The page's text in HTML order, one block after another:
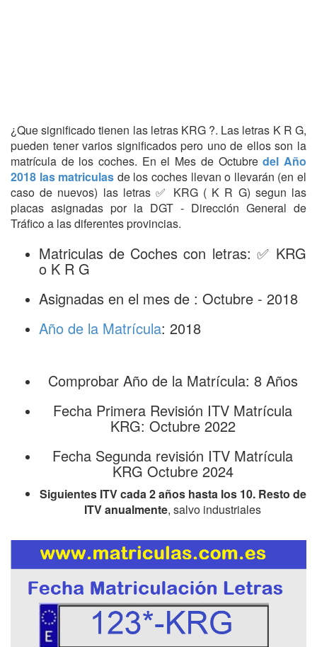
¿Que significado tienen las letras KRG ?. Las letras K R G,
pueden tener varios significados pero uno de ellos son la
matrícula de los coches. En el Mes de Octubredel Año
2018 las matriculas de los coches llevan o llevarán (en el
caso de nuevos) las letras ✅ KRG ( K R G) segun las
placas asignadas por la DGT - Dirección General de
Tráfico a las diferentes provincias.
Matriculas de Coches con letras: ✅ KRG
o K R G
Asignadas en el mes de : Octubre - 2018
Año de la Matrícula: 2018
Comprobar Año de la Matrícula: 8 Años
Fecha Primera Revisión ITV Matrícula
KRG: Octubre 2022
Fecha Segunda revisión ITV Matrícula
KRG Octubre 2024
Siguientes ITV cada 2 años hasta los 10. Resto de
ITV anualmente, salvo industriales